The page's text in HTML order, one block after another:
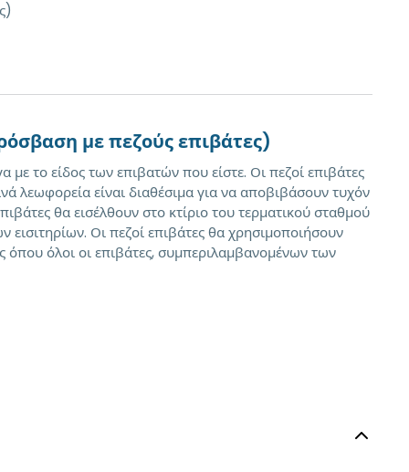
με πεζούς επιβάτες)
το είδος των επιβατών που είστε. Οι πεζοί επιβάτες
λεωφορεία είναι διαθέσιμα για να αποβιβάσουν τυχόν
θα εισέλθουν στο κτίριο του τερματικού σταθμού
Οι πεζοί επιβάτες θα χρησιμοποιήσουν
όπου όλοι οι επιβάτες, συμπεριλαμβανομένων των